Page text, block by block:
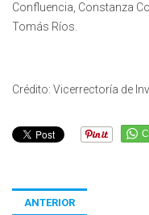
Confluencia, Constanza
Tomás Ríos.
Crédito: Vicerrectoría de
ANTERIOR